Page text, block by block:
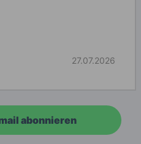
27.07.2026
abonnieren